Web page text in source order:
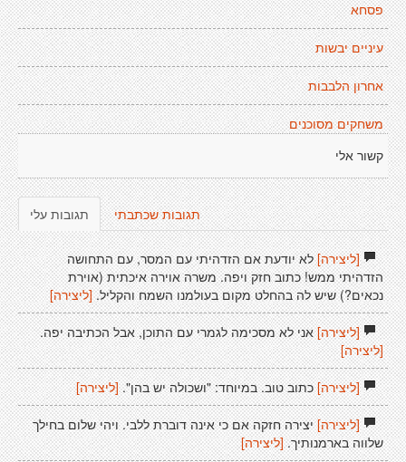
פסחא
עיניים יבשות
אחרון הלבבות
משחקים מסוכנים
קשור אלי
תגובות עלי תגובות שכתבתי
[ליצירה]לא יודעת אם הזדהיתי עם המסר, עם התחושה
הזדהיתי ממש! כתוב חזק ויפה. משרה אוירה איכתית (אוירת
נכאים?) שיש לה בהחלט מקום בעולמנו השמח והקליל.[ליצירה]
[ליצירה]אני לא מסכימה לגמרי עם התוכן, אבל הכתיבה יפה.
[ליצירה]
[ליצירה]כתוב טוב. במיוחד: "ושכולה יש בהן". [ליצירה]
[ליצירה]יצירה חזקה אם כי אינה דוברת ללבי. ויהי שלום בחילך
שלווה בארמנותיך. [ליצירה]